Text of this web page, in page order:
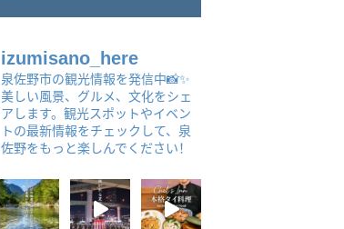
izumisano_here
泉佐野市の観光情報を発信中📸✨
美しい風景、グルメ、文化をシェ
アします。観光スポットやイベン
トの最新情報をチェックして、泉
佐野をもっと楽しんでください！